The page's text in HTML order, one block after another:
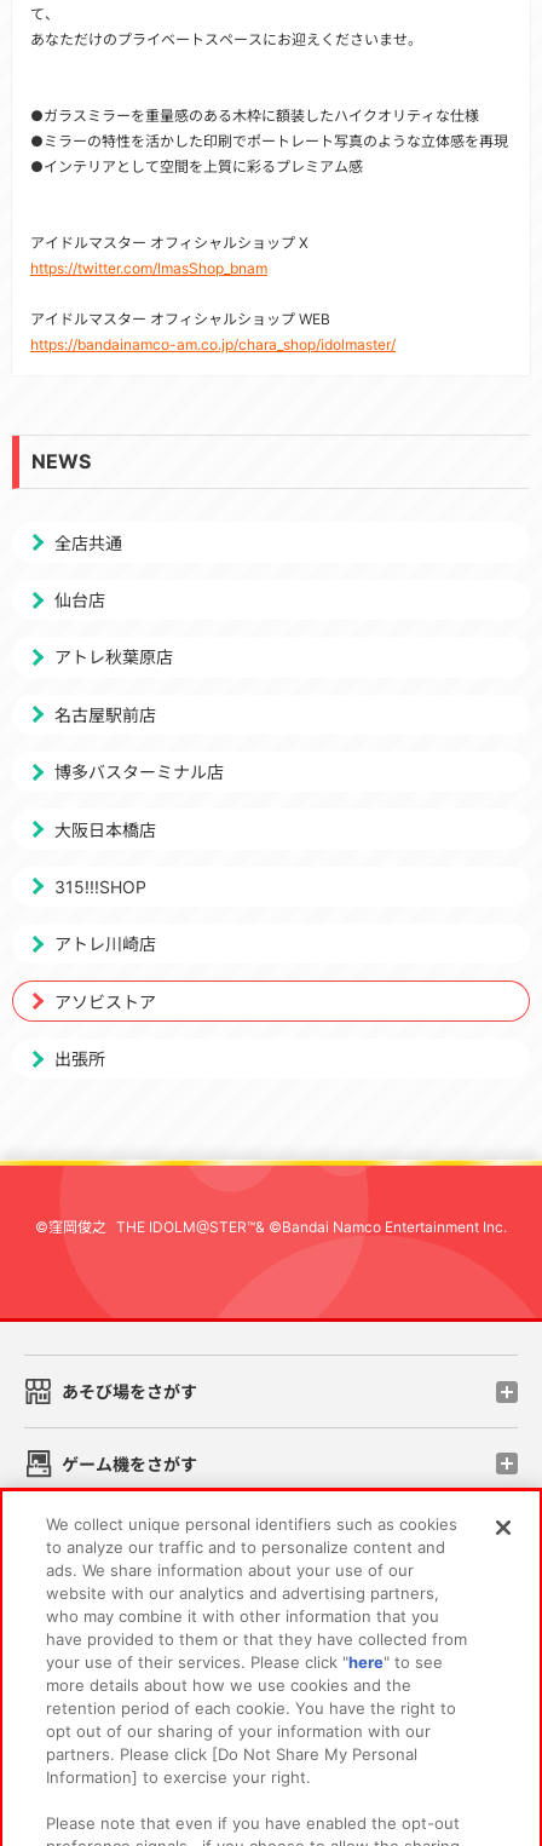
て、
あなただけのプライベートスペースにお迎えくださいませ。
●ガラスミラーを重量感のある木枠に額装したハイクオリティな仕様
●ミラーの特性を活かした印刷でポートレート写真のような立体感を再現
●インテリアとして空間を上質に彩るプレミアム感
アイドルマスター オフィシャルショップ X
https://twitter.com/ImasShop_bnam
アイドルマスター オフィシャルショップ WEB
https://bandainamco-am.co.jp/chara_shop/idolmaster/
NEWS
全店共通
仙台店
アトレ秋葉原店
名古屋駅前店
博多バスターミナル店
大阪日本橋店
315!!!SHOP
アトレ川崎店
アソビストア
出張所
©窪岡俊之 THE IDOLM@STER™& ©Bandai Namco Entertainment Inc.
あそび場をさがす
ゲーム機をさがす
スマホ・PCであそぶ
イベント・キャンペーン
関連会社 サステナビリティ サイトポリシー
プライバシーポリシー ウェブアクセシビリティ方針と検証結果
We collect unique personal identifiers such as cookies
to analyze our traffic and to personalize content and
ads. We share information about your use of our
website with our analytics and advertising partners,
who may combine it with other information that you
have provided to them or that they have collected from
your use of their services. Please click "here" to see
more details about how we use cookies and the
retention period of each cookie. You have the right to
opt out of our sharing of your information with our
partners. Please click [Do Not Share My Personal
Information] to exercise your right.
Please note that even if you have enabled the opt-out